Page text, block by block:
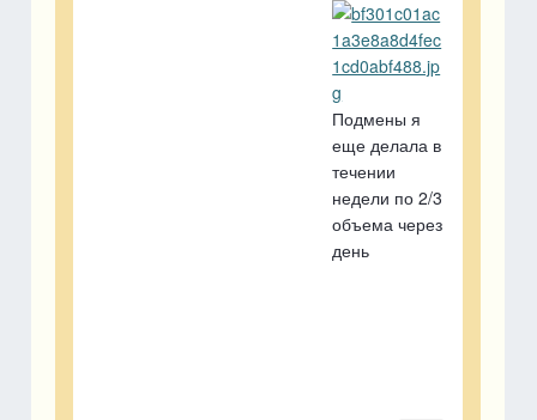
Подмены я
еще делала в
течении
недели по 2/3
объема через
день